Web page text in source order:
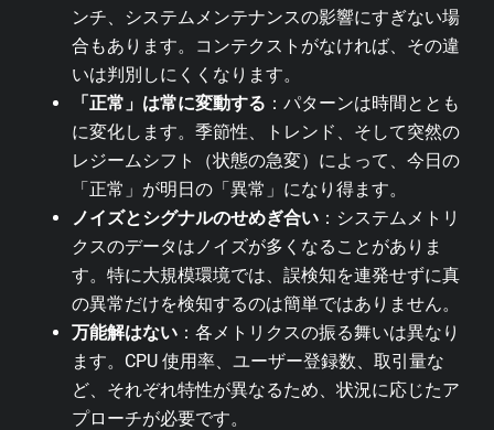
ンチ、システムメンテナンスの影響にすぎない場
合もあります。コンテクストがなければ、その違
いは判別しにくくなります。
「正常」は常に変動する ：パターンは時間ととも
に変化します。季節性、トレンド、そして突然の
レジームシフト（状態の急変）によって、今日の
「正常」が明日の「異常」になり得ます。
ノイズとシグナルのせめぎ合い ：システムメトリ
クスのデータはノイズが多くなることがありま
す。特に大規模環境では、誤検知を連発せずに真
の異常だけを検知するのは簡単ではありません。
万能解はない ：各メトリクスの振る舞いは異なり
ます。CPU 使用率、ユーザー登録数、取引量な
ど、それぞれ特性が異なるため、状況に応じたア
プローチが必要です。